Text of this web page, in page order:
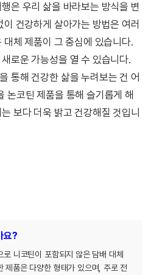
은 우리 삶을 바라보는 방식을 변
건강하게 살아가는 방법은 여러
대체 제품이 그 중심에 있습니다.
로운 가능성을 열 수 있습니다.
통해 건강한 삶을 누려보는 건 어
논코틴 제품을 통해 슬기롭게 해
보다 더욱 밝고 건강해질 것입니
요?
니코틴이 포함되지 않은 담배 대체
제품은 다양한 형태가 있으며, 주로 전